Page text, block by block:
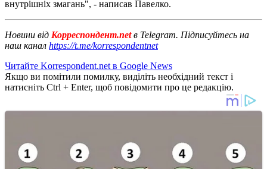
внутрішніх змагань", - написав Павелко.
Новини від Корреспондент.netв Telegram. Підписуйтесь на
наш канал https://t.me/korrespondentnet
Читайте Korrespondent.net в Google News
Якщо ви помітили помилку, виділіть необхідний текст і
натисніть Ctrl + Enter, щоб повідомити про це редакцію.